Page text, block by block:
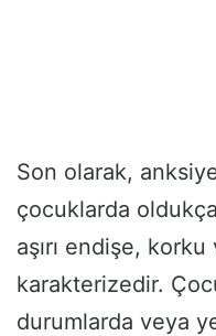
Son olarak,
çocuklarda
aşırı endişe,
karakterizedir.
durumlarda veya